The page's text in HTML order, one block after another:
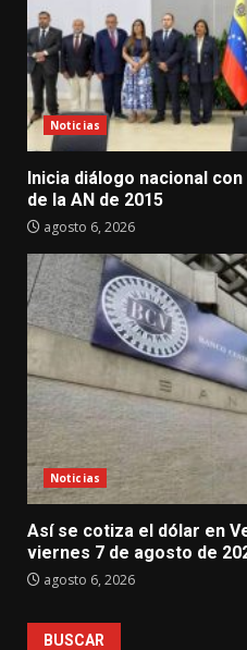
Noticias
Inicia diálogo nacional
de la AN de 2015
agosto 6, 2026
Noticias
Así se cotiza el dólar en
viernes 7 de agosto de
agosto 6, 2026
BUSCAR